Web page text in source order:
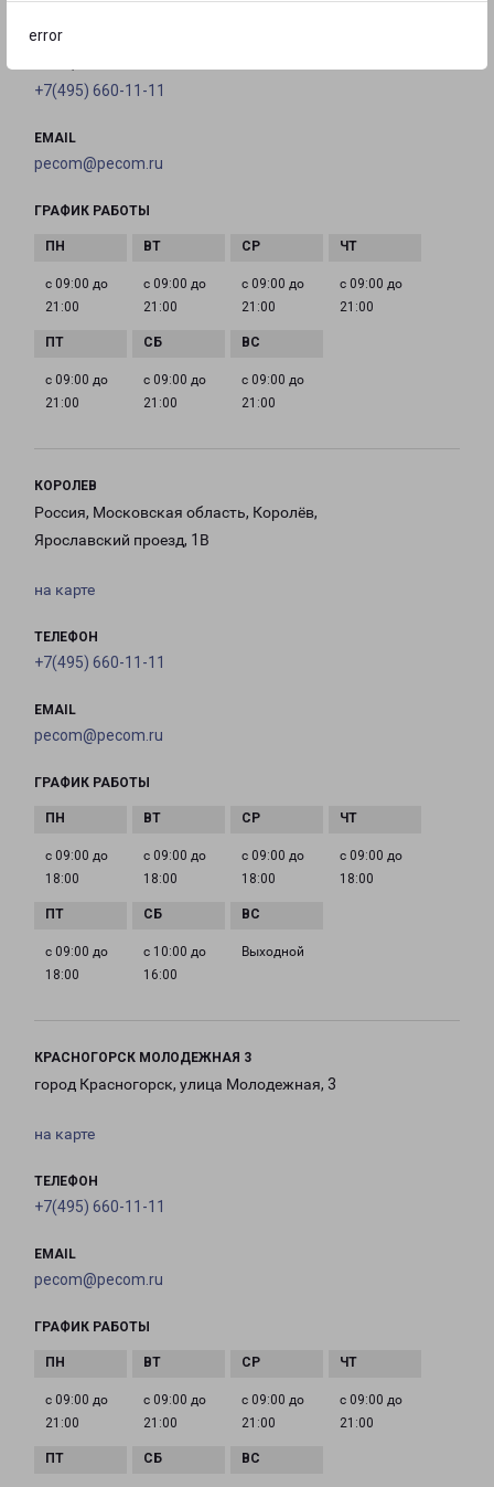
error
+7(495) 660-11-11
EMAIL
pecom@pecom.ru
ГРАФИК РАБОТЫ
с 09:00 до
21:00
с 09:00 до
21:00
с 09:00 до
21:00
с 09:00 до
21:00
с 09:00 до
21:00
с 09:00 до
21:00
с 09:00 до
21:00
КОРОЛЕВ
Россия, Московская область, Королёв,
Ярославский проезд, 1В
на карте
ТЕЛЕФОН
+7(495) 660-11-11
EMAIL
pecom@pecom.ru
ГРАФИК РАБОТЫ
с 09:00 до
18:00
с 09:00 до
18:00
с 09:00 до
18:00
с 09:00 до
18:00
с 09:00 до
18:00
с 10:00 до
16:00
Выходной
КРАСНОГОРСК МОЛОДЕЖНАЯ 3
город Красногорск, улица Молодежная, 3
на карте
ТЕЛЕФОН
+7(495) 660-11-11
EMAIL
pecom@pecom.ru
ГРАФИК РАБОТЫ
с 09:00 до
21:00
с 09:00 до
21:00
с 09:00 до
21:00
с 09:00 до
21:00